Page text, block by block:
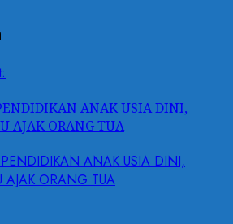
ANAK USIA DINI,
AJAK ORANG TUA